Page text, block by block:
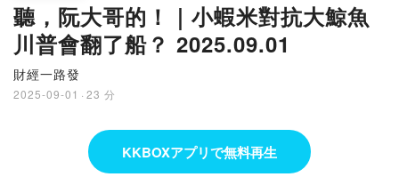
聽，阮大哥的！｜小蝦米對抗大鯨魚
川普會翻了船？ 2025.09.01
財經一路發
2025-09-01 · 23 分
KKBOXアプリで無料再生